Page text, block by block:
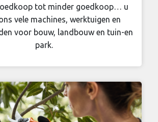
tot minder goedkoop… u
vele machines, werktuigen en
voor bouw, landbouw en tuin-en
park.